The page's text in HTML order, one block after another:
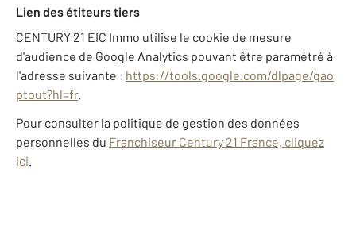
Lien des étiteurs tiers
CENTURY 21 EIC Immo utilise le cookie de mesure
d'audience de Google Analytics pouvant être paramétré à
l'adresse suivante : https://tools.google.com/dlpage/gao
ptout?hl=fr.
Pour consulter la politique de gestion des données
personnelles du Franchiseur Century 21 France, cliquez
ici.